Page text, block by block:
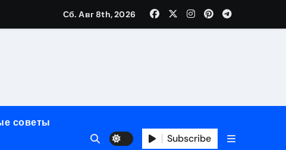
ЭКС Apollo DR
и маневренность
Сб. Авг 8th, 2026
советы
Subscribe